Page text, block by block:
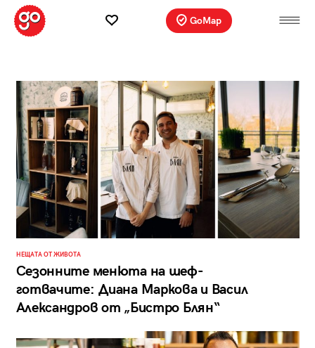
GoMap
НЕЩАТА ОТ ЖИВОТА
Сезонните менюта на шеф-
готвачите: Диана Маркова и Васил
Александров от „Бистро Блян“